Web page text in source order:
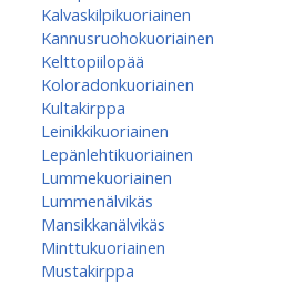
Kalvaskilpikuoriainen
Kannusruohokuoriainen
Kelttopiilopää
Koloradonkuoriainen
Kultakirppa
Leinikkikuoriainen
Lepänlehtikuoriainen
Lummekuoriainen
Lummenälvikäs
Mansikkanälvikäs
Minttukuoriainen
Mustakirppa